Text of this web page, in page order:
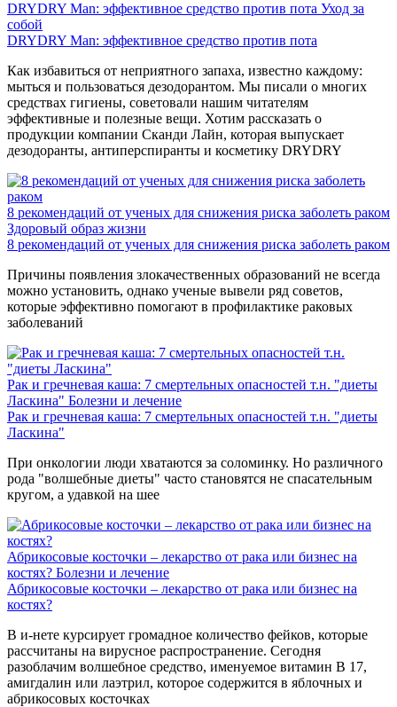
DRYDRY Man: эффективное средство против пота Уход за
собой
DRYDRY Man: эффективное средство против пота
Как избавиться от неприятного запаха, известно каждому:
мыться и пользоваться дезодорантом. Мы писали о многих
средствах гигиены, советовали нашим читателям
эффективные и полезные вещи. Хотим рассказать о
продукции компании Сканди Лайн, которая выпускает
дезодоранты, антиперспиранты и косметику DRYDRY
8 рекомендаций от ученых для снижения риска заболеть раком
Здоровый образ жизни
8 рекомендаций от ученых для снижения риска заболеть раком
Причины появления злокачественных образований не всегда
можно установить, однако ученые вывели ряд советов,
которые эффективно помогают в профилактике раковых
заболеваний
Рак и гречневая каша: 7 смертельных опасностей т.н. "диеты
Ласкина" Болезни и лечение
Рак и гречневая каша: 7 смертельных опасностей т.н. "диеты
Ласкина"
При онкологии люди хватаются за соломинку. Но различного
рода "волшебные диеты" часто становятся не спасательным
кругом, а удавкой на шее
Абрикосовые косточки – лекарство от рака или бизнес на
костях? Болезни и лечение
Абрикосовые косточки – лекарство от рака или бизнес на
костях?
В и-нете курсирует громадное количество фейков, которые
рассчитаны на вирусное распространение. Сегодня
разоблачим волшебное средство, именуемое витамин В 17,
амигдалин или лаэтрил, которое содержится в яблочных и
абрикосовых косточках